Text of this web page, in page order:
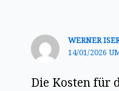
WERNER
14/01/2026
Die Kosten für